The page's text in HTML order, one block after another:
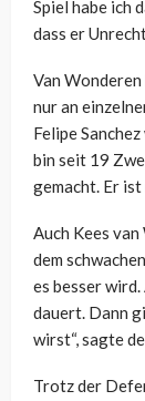
Spiel habe ich
dass er
Van
nur an
Felipe
bin seit 19
gemacht. Er
Auch Kees
dem
es besser
dauert. Dann
wirst“, sagte
Trotz der